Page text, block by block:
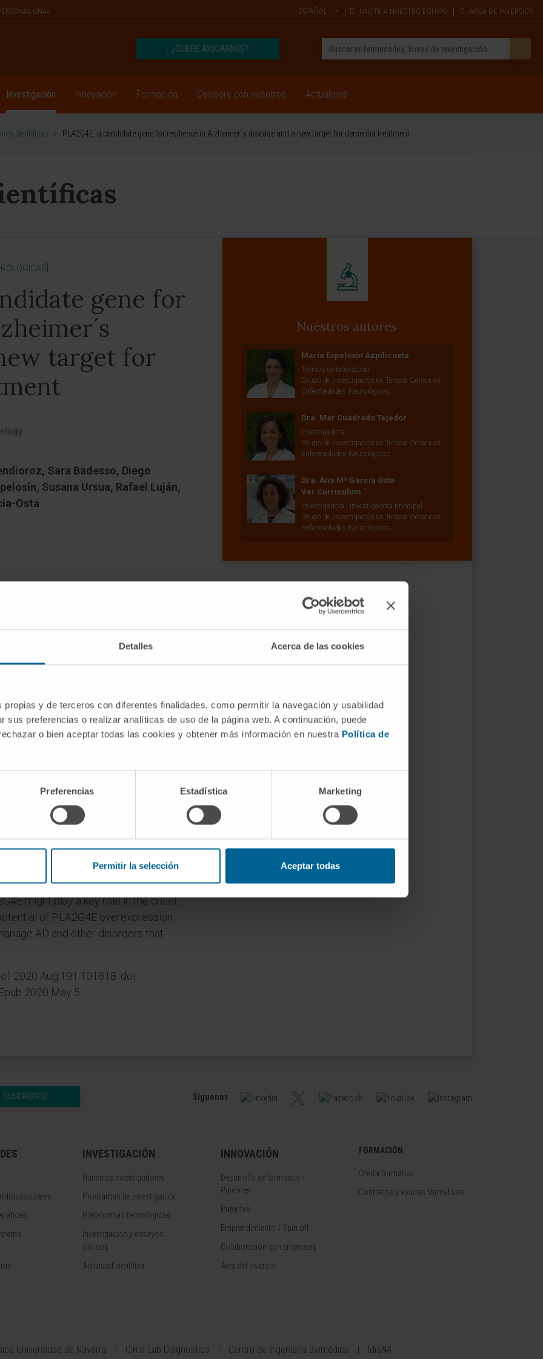
Detalles Acerca de las cookies
propias y de terceros con diferentes finalidades, como permitir la navegación y usabilidad
sus preferencias o realizar analíticas de uso de la página web. A continuación, puede
o bien aceptar todas las cookies y obtener más información en nuestra Política de
Preferencias Estadística Marketing
Permitir la selección Aceptar todas
UNAV ESPAÑOL ÚNETE A NUESTRO EQUIPO ÁREA DE INVERSIÓN
¿QUIERE AYUDARNOS?
Investigación Innovación Formación Colabore con nosotros Actualidad
científicas > PLA2G4E, a candidate gene for resilience in Alzheimer´s disease and a new target for dementia treatment
gene for
target for
Sara Badesso, Diego
Susana Ursua, Rafael Luján,
Osta
individuals accumulate a
Alzheimer´s disease (AD) lesions in
signs of dementia. Animal models of
genes that might promote cognitive
out to identify cognitively resilient
model. A transcriptomic analysis of
gene that might confer resistance to
in PLA2G4E is evident in the brain
such changes are observed in early
lesions but no signs of dementia.
viral vector-mediated
neurons completely restored
mice, without affecting the amyloid
APP/PS1 mice
spines than sham-injected mice,
observed. Hence, these results
might play a key role in the onset
of PLA2G4E overexpression
AD and other disorders that
2020 Aug;191:101818. doi:
2020 May 5.
Nuestros autores
María Espelosín Azpilicueta
Técnico de laboratorio
Grupo de Investigación en Terapia Génica en
Enfermedades Neurológicas
Dra. Mar Cuadrado Tejedor
Investigadora
Grupo de Investigación en Terapia Génica en
Enfermedades Neurológicas
Dra. Ana Mª García Osta
Ver Curriculum
Investigadora | Investigadora principal
Grupo de Investigación en Terapia Génica en
Enfermedades Neurológicas
SUSCRIBIRSE Síguenos
INVESTIGACIÓN
Nuestros Investigadores
Programas de investigación
Plataformas tecnológicas
Investigación y ensayos
clínicos
Actividad científica
INNOVACIÓN
Desarrollo de fármacos /
Pipelines
Patentes
Emprendimiento / Spin off
Colaboración con empresas
Área del Inversor
FORMACIÓN
Oferta formativa
Contratos y ayudas formativas
Universidad de Navarra Cima Lab Diagnostics Centro de Ingeniería Biomédica IdisNA